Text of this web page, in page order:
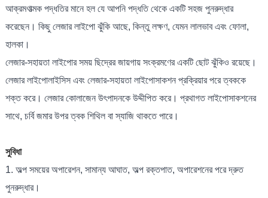
আক্রমণাত্মক পদ্ধতির মানে হল যে আপনি পদ্ধতি থেকে একটি সহজ পুনরুদ্ধার
করেছেন। কিছু লেজার লাইপো ঝুঁকি আছে, কিন্তু লক্ষণ, যেমন লালভাব এবং ফোলা,
হালকা।
লেজার-সহায়তা লাইপোর সময় ছিদ্রের জায়গায় সংক্রমণের একটি ছোট ঝুঁকিও রয়েছে।
লেজার লাইপোলাইসিস এবং লেজার-সহায়তা লাইপোসাকশন প্রক্রিয়ার পরে ত্বককে
শক্ত করে। লেজার কোলাজেন উৎপাদনকে উদ্দীপিত করে। প্রথাগত লাইপোসাকশনের
সাথে, চর্বি জমার উপর ত্বক শিথিল বা স্যাজি থাকতে পারে।
সুবিধা
1. অল্প সময়ের অপারেশন, সামান্য আঘাত, অল্প রক্তপাত, অপারেশনের পরে দ্রুত
পুনরুদ্ধার।